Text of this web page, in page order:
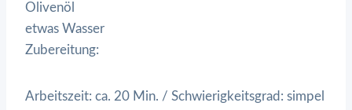
Olivenöl
etwas Wasser
Zubereitung:
Arbeitszeit: ca. 20 Min. / Schwierigkeitsgrad: simpel